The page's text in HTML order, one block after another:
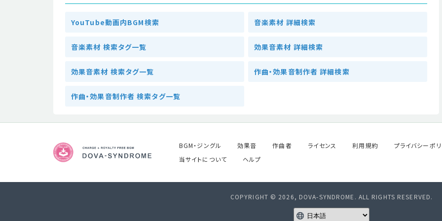
YouTube動画内BGM検索 音楽素材 詳細検索
音楽素材 検索タグ一覧 効果音素材 詳細検索
効果音素材 検索タグ一覧 作曲・効果音制作者 詳細検索
作曲・効果音制作者 検索タグ一覧
BGM・ジングル 効果音 作曲者 ライセンス 利用規約 プライバシーポ
当サイトについて
ヘルプ
COPYRIGHT © 2026, DOVA-SYNDROME. ALL RIGHTS RESERVED.